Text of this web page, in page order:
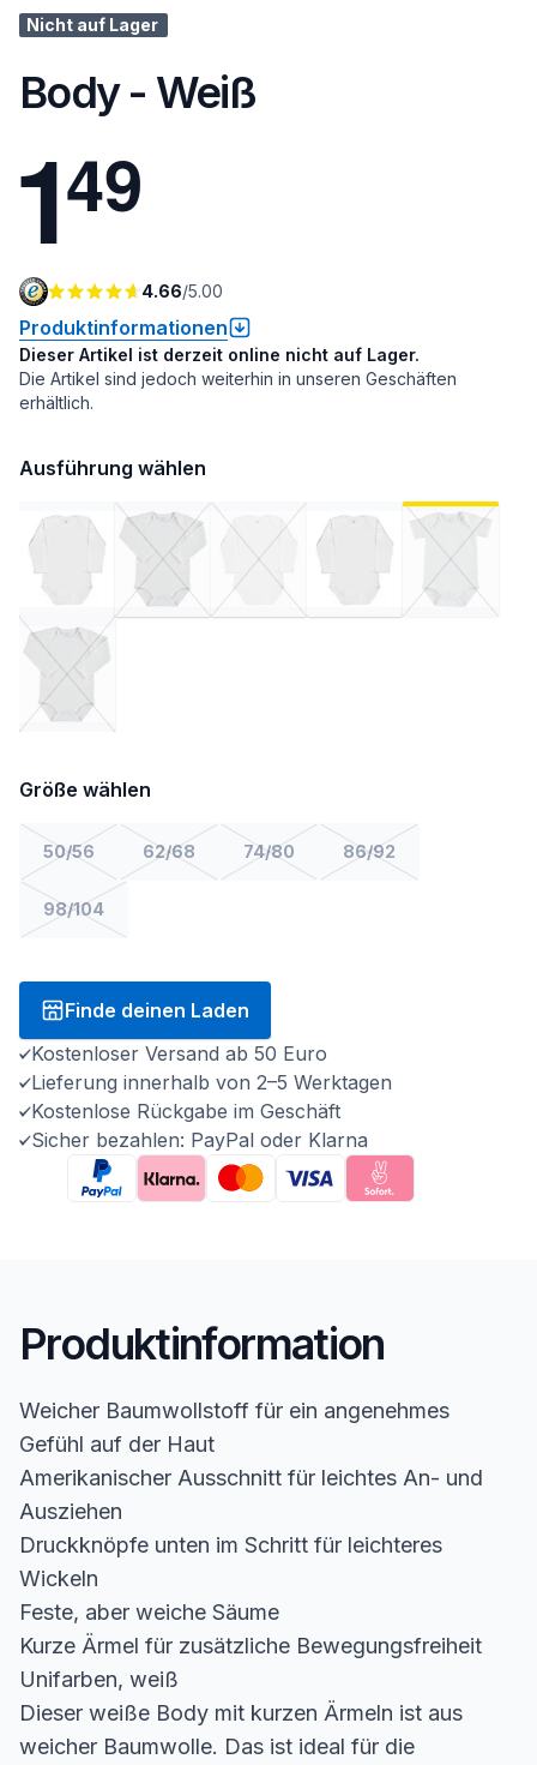
Nicht auf Lager
Body - Weiß
149
4.66/5.00
Produktinformationen
Dieser Artikel ist derzeit online nicht auf Lager.
Die Artikel sind jedoch weiterhin in unseren Geschäften
erhältlich.
Ausführung wählen
Größe wählen
50/56 62/68 74/80 86/92
98/104
Finde deinen Laden
Kostenloser Versand ab 50 Euro
Lieferung innerhalb von 2–5 Werktagen
Kostenlose Rückgabe im Geschäft
Sicher bezahlen: PayPal oder Klarna
Produktinformation
Weicher Baumwollstoff für ein angenehmes
Gefühl auf der Haut
Amerikanischer Ausschnitt für leichtes An- und
Ausziehen
Druckknöpfe unten im Schritt für leichteres
Wickeln
Feste, aber weiche Säume
Kurze Ärmel für zusätzliche Bewegungsfreiheit
Unifarben, weiß
Dieser weiße Body mit kurzen Ärmeln ist aus
weicher Baumwolle. Das ist ideal für die